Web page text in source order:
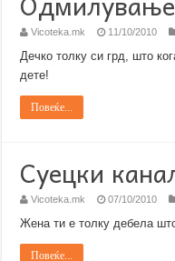
Vicoteka.mk 11/10/2010
Дечко толку си грд, што
дете!
Повеќе...
Суецки
Vicoteka.mk 07/10/2010
Жена ти е толку дебела
Повеќе...